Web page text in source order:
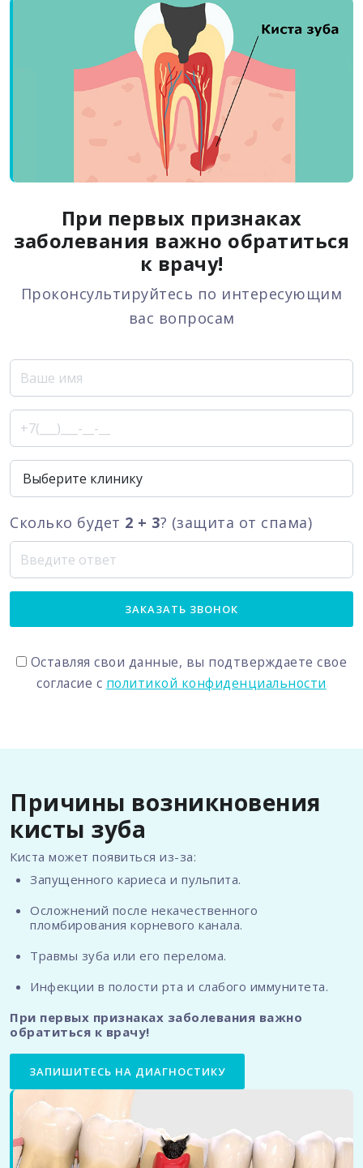
При первых признаках
заболевания важно обратиться
к врачу!
Проконсультируйтесь по интересующим
вас вопросам
Сколько будет 2 + 3? (защита от спама)
ЗАКАЗАТЬ ЗВОНОК
Оставляя свои данные, вы подтверждаете свое
согласие с политикой конфиденциальности
Причины возникновения
кисты зуба
Киста может появиться из-за:
Запущенного кариеса и пульпита.
Осложнений после некачественного
пломбирования корневого канала.
Травмы зуба или его перелома.
Инфекции в полости рта и слабого иммунитета.
При первых признаках заболевания важно
обратиться к врачу!
ЗАПИШИТЕСЬ НА ДИАГНОСТИКУ